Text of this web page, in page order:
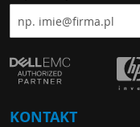
KONTAKT